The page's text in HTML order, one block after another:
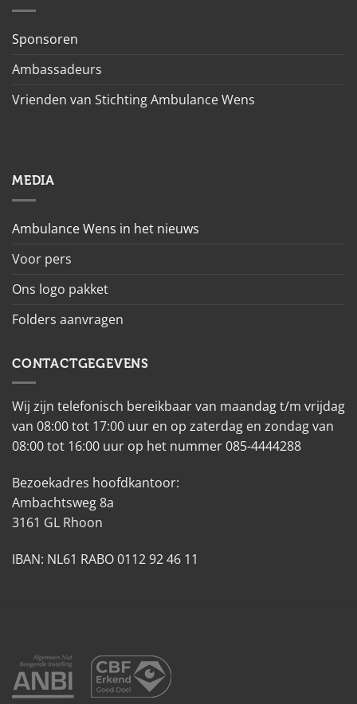
Sponsoren
Ambassadeurs
Vrienden van Stichting Ambulance Wens
MEDIA
Ambulance Wens in het nieuws
Voor pers
Ons logo pakket
Folders aanvragen
CONTACTGEGEVENS
Wij zijn telefonisch bereikbaar van maandag t/m vrijdag
van 08:00 tot 17:00 uur en op zaterdag en zondag van
08:00 tot 16:00 uur op het nummer 085-4444288
Bezoekadres hoofdkantoor:
Ambachtsweg 8a
3161 GL Rhoon
IBAN: NL61 RABO 0112 92 46 11